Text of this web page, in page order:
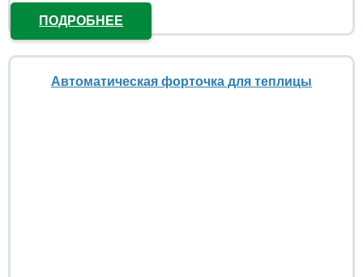
ПОДРОБНЕЕ
Автоматическая форточка для теплицы